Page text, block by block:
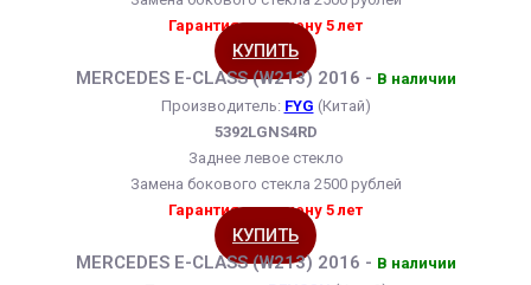
Гарантия на замену 5 лет
КУПИТЬ
MERCEDES E-CLASS (W213) 2016 - В наличии
Производитель: FYG (Китай)
5392LGNS4RD
Заднее левое стекло
Замена бокового стекла 2500 рублей
Гарантия на замену 5 лет
КУПИТЬ
MERCEDES E-CLASS (W213) 2016 - В наличии